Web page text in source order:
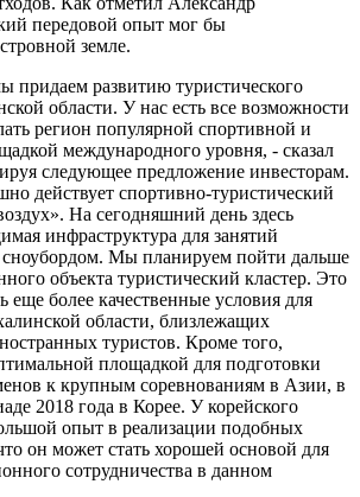
передовой опыт мог бы
земле.
придаем развитию туристического
области. У нас есть все возможности
регион популярной спортивной и
международного уровня, - сказал
следующее предложение инвесторам.
действует спортивно-туристический
На сегодняшний день здесь
инфраструктура для занятий
Мы планируем пойти дальше
объекта туристический кластер. Это
еще более качественные условия для
области, близлежащих
туристов. Кроме того,
площадкой для подготовки
к крупным соревнованиям в Азии, в
2018 года в Корее. У корейского
опыт в реализации подобных
он может стать хорошей основой для
сотрудничества в данном